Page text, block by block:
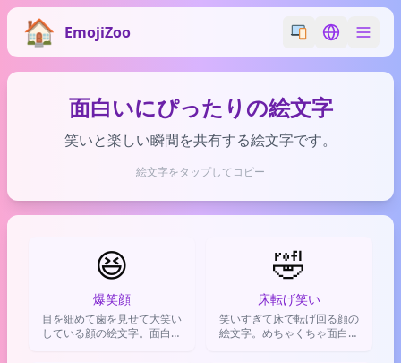
EmojiZoo Switch emoji
Switch
面白いにぴったりの絵文字
笑いと楽しい瞬間を共有する絵文字です。
絵文字をタップしてコピー
😆
爆笑顔
目を細めて歯を見せて大笑い
している顔の絵文字。面白す
🤣
床転げ笑い
笑いすぎて床で転げ回る顔の
絵文字。めちゃくちゃ面白い